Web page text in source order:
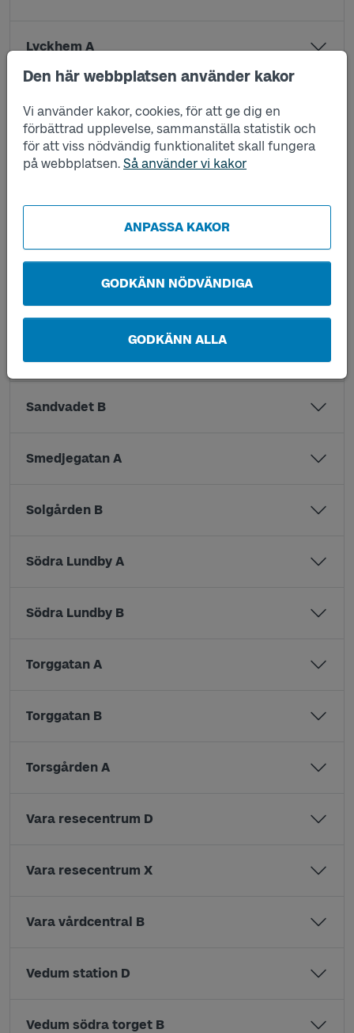
Den här webbplatsen använder kakor
Vi använder kakor, cookies, för att ge dig en
förbättrad upplevelse, sammanställa statistik och
för att viss nödvändig funktionalitet skall fungera
på webbplatsen. Så använder vi kakor
ANPASSA KAKOR
GODKÄNN NÖDVÄNDIGA
GODKÄNN ALLA
Lyckhem A
Nordvalla A
Rangeltorp A
Rangeltorp B
Sandvadet B
Smedjegatan A
Solgården B
Södra Lundby A
Södra Lundby B
Torggatan A
Torggatan B
Torsgården A
Vara resecentrum D
Vara resecentrum X
Vara vårdcentral B
Vedum station D
Vedum södra torget B